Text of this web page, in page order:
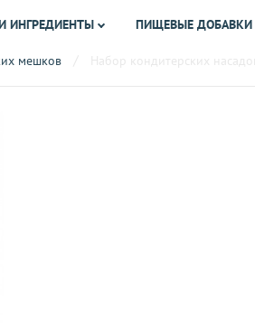
ИНГРЕДИЕНТЫ ПИЩЕВЫЕ ДОБАВКИ
мешков